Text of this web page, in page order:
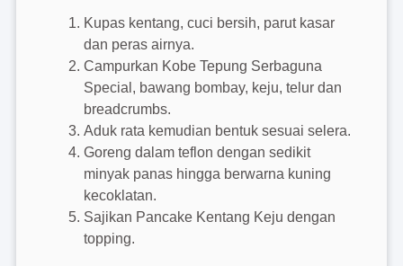
Kupas kentang, cuci bersih, parut kasar
dan peras airnya.
Campurkan Kobe Tepung Serbaguna
Special, bawang bombay, keju, telur dan
breadcrumbs.
Aduk rata kemudian bentuk sesuai selera.
Goreng dalam teflon dengan sedikit
minyak panas hingga berwarna kuning
kecoklatan.
Sajikan Pancake Kentang Keju dengan
topping.